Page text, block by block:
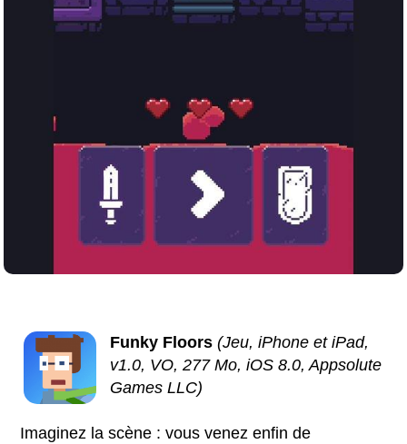
Funky Floors (Jeu, iPhone et iPad,
v1.0, VO, 277 Mo, iOS 8.0, Appsolute
Games LLC)
Imaginez la scène : vous venez enfin de